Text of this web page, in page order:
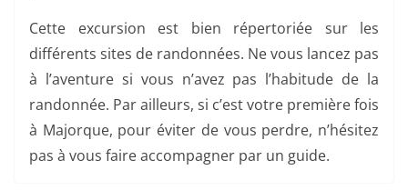
Cette excursion est bien répertoriée sur les
différents sites de randonnées. Ne vous lancez pas
à l’aventure si vous n’avez pas l’habitude de la
randonnée. Par ailleurs, si c’est votre première fois
à Majorque, pour éviter de vous perdre, n’hésitez
pas à vous faire accompagner par un guide.